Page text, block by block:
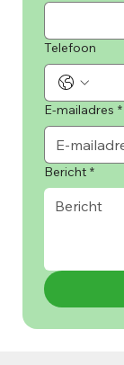
Telefoon
E-mailadres *
Bericht *